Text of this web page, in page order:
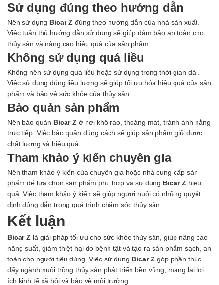
Sử dụng đúng theo hướng dẫn
Nên sử dụng Bicar Z đúng theo hướng dẫn của nhà sản xuất.
Việc tuân thủ hướng dẫn sử dụng sẽ giúp đảm bảo an toàn cho
thủy sản và nâng cao hiệu quả của sản phẩm.
Không sử dụng quá liều
Không nên sử dụng quá liều hoặc sử dụng trong thời gian dài.
Việc sử dụng đúng liều lượng sẽ giúp tối ưu hóa hiệu quả của sản
phẩm và bảo vệ sức khỏe của thủy sản.
Bảo quản sản phẩm
Nên bảo quản Bicar Z ở nơi khô ráo, thoáng mát, tránh ánh nắng
trực tiếp. Việc bảo quản đúng cách sẽ giúp sản phẩm giữ được
chất lượng và hiệu quả.
Tham khảo ý kiến chuyên gia
Nên tham khảo ý kiến của chuyên gia hoặc nhà cung cấp sản
phẩm để lựa chọn sản phẩm phù hợp và sử dụng Bicar Z hiệu
quả. Việc tham khảo ý kiến sẽ giúp người nuôi có những quyết
định đúng đắn trong quá trình chăm sóc thủy sản.
Kết luận
Bicar Z là giải pháp tối ưu cho sức khỏe thủy sản, giúp nâng cao
năng suất, giảm thiệt hại do bệnh tật và tạo ra sản phẩm sạch, an
toàn cho người tiêu dùng. Việc sử dụng Bicar Z góp phần thúc
đẩy ngành nuôi trồng thủy sản phát triển bền vững, mang lại lợi
ích kinh tế xã hội và bảo vệ môi trường.